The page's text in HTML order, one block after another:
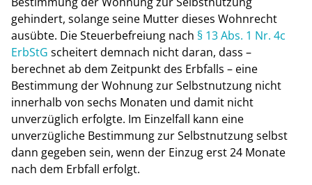
gehindert, solange seine Mutter dieses Wohnrecht
ausübte. Die Steuerbefreiung nach § 13 Abs. 1 Nr. 4c
ErbStG scheitert demnach nicht daran, dass –
berechnet ab dem Zeitpunkt des Erbfalls – eine
Bestimmung der Wohnung zur Selbstnutzung nicht
innerhalb von sechs Monaten und damit nicht
unverzüglich erfolgte. Im Einzelfall kann eine
unverzügliche Bestimmung zur Selbstnutzung selbst
dann gegeben sein, wenn der Einzug erst 24 Monate
nach dem Erbfall erfolgt.